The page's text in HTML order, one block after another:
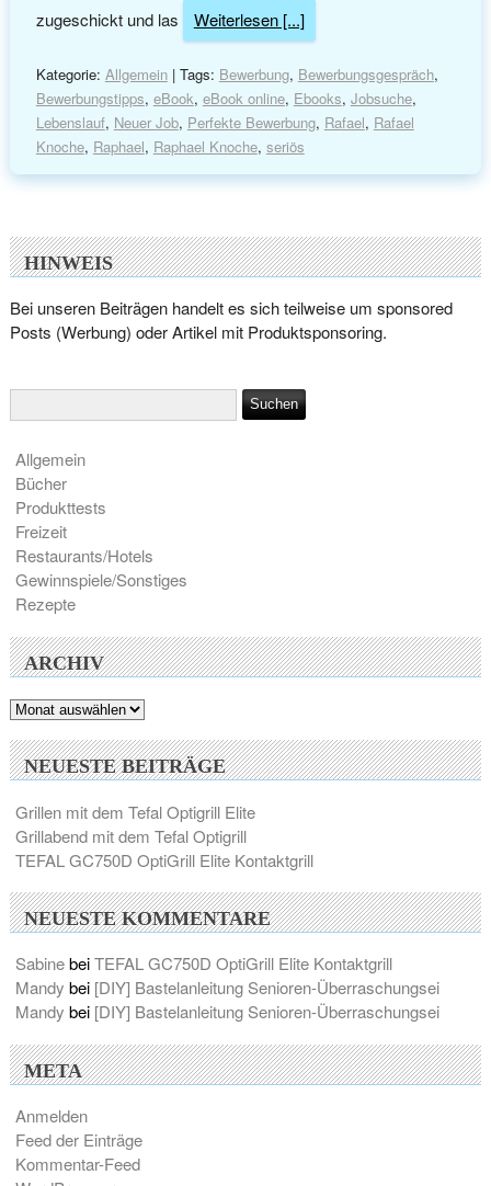
zugeschickt und las
Weiterlesen [...]
Kategorie: Allgemein| Tags: Bewerbung, Bewerbungsgespräch,
Bewerbungstipps, eBook, eBook online, Ebooks, Jobsuche,
Lebenslauf, Neuer Job, Perfekte Bewerbung, Rafael, Rafael
Knoche, Raphael, Raphael Knoche, seriös
HINWEIS
Bei unseren Beiträgen handelt es sich teilweise um sponsored
Posts (Werbung) oder Artikel mit Produktsponsoring.
Allgemein
Bücher
Produkttests
Freizeit
Restaurants/Hotels
Gewinnspiele/Sonstiges
Rezepte
ARCHIV
Archiv
NEUESTE BEITRÄGE
Grillen mit dem Tefal Optigrill Elite
Grillabend mit dem Tefal Optigrill
TEFAL GC750D OptiGrill Elite Kontaktgrill
NEUESTE KOMMENTARE
SabinebeiTEFAL GC750D OptiGrill Elite Kontaktgrill
Mandy bei [DIY] Bastelanleitung Senioren-Überraschungsei
Mandy bei [DIY] Bastelanleitung Senioren-Überraschungsei
META
Anmelden
Feed der Einträge
Kommentar-Feed